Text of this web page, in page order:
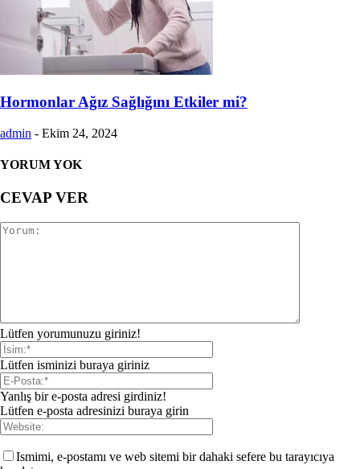
Hormonlar Ağız Sağlığını Etkiler mi?
admin - Ekim 24, 2024
YORUM YOK
CEVAP VER
Lütfen yorumunuzu giriniz!
Lütfen isminizi buraya giriniz
Yanlış bir e-posta adresi girdiniz!
Lütfen e-posta adresinizi buraya girin
Ismimi, e-postamı ve web sitemi bir dahaki sefere bu tarayıcıya